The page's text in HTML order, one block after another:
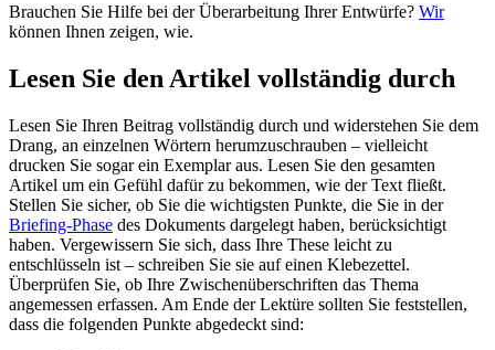
Brauchen Sie Hilfe bei der Überarbeitung Ihrer Entwürfe? Wir
können Ihnen zeigen, wie.
Lesen Sie den Artikel vollständig durch
Lesen Sie Ihren Beitrag vollständig durch und widerstehen Sie dem
Drang, an einzelnen Wörtern herumzuschrauben – vielleicht
drucken Sie sogar ein Exemplar aus. Lesen Sie den gesamten
Artikel um ein Gefühl dafür zu bekommen, wie der Text fließt.
Stellen Sie sicher, ob Sie die wichtigsten Punkte, die Sie in der
Briefing-Phase des Dokuments dargelegt haben, berücksichtigt
haben. Vergewissern Sie sich, dass Ihre These leicht zu
entschlüsseln ist – schreiben Sie sie auf einen Klebezettel.
Überprüfen Sie, ob Ihre Zwischenüberschriften das Thema
angemessen erfassen. Am Ende der Lektüre sollten Sie feststellen,
dass die folgenden Punkte abgedeckt sind: